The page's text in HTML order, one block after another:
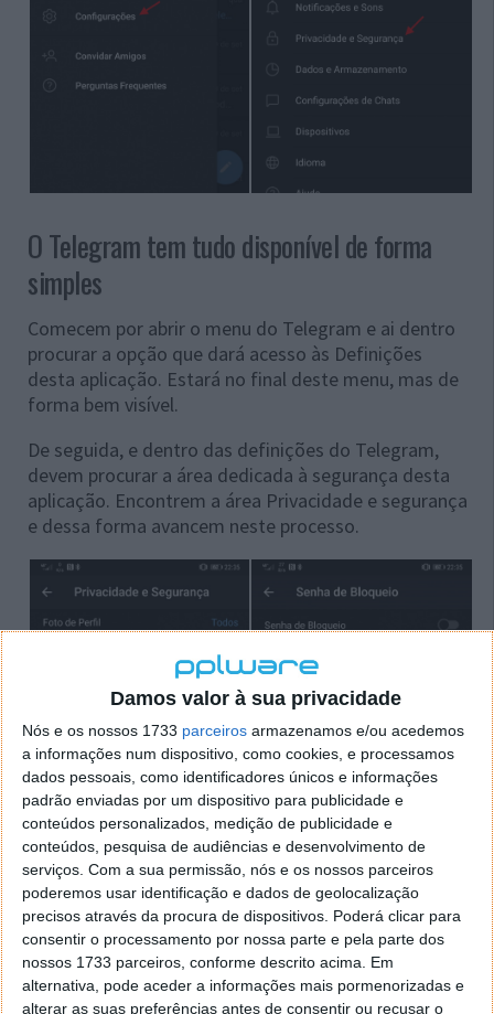
Damos valor à sua privacidade
Nós e os nossos 1733 parceiros armazenamos e/ou acedemos
a informações num dispositivo, como cookies, e processamos
dados pessoais, como identificadores únicos e informações
padrão enviadas por um dispositivo para publicidade e
conteúdos personalizados, medição de publicidade e
conteúdos, pesquisa de audiências e desenvolvimento de
serviços. Com a sua permissão, nós e os nossos parceiros
poderemos usar identificação e dados de geolocalização
precisos através da procura de dispositivos. Poderá clicar para
consentir o processamento por nossa parte e pela parte dos
nossos 1733 parceiros, conforme descrito acima. Em
alternativa, pode aceder a informações mais pormenorizadas e
alterar as suas preferências antes de consentir ou recusar o
O Telegram tem tudo disponível de forma
simples
Comecem por abrir o menu do Telegram e ai dentro
procurar a opção que dará acesso às Definições
desta aplicação. Estará no final deste menu, mas de
forma bem visível.
De seguida, e dentro das definições do Telegram,
devem procurar a área dedicada à segurança desta
aplicação. Encontrem a área Privacidade e segurança
e dessa forma avancem neste processo.